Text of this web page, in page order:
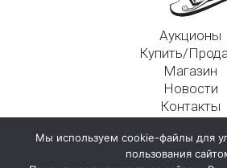
Аукционы
Купить/
Магазин
Новости
Контакты
125009, г. Москва, Никитский
Мы используем cookie-файлы для
пользования